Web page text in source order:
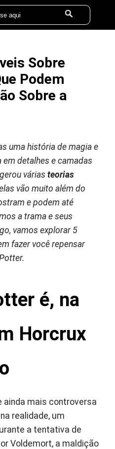
Sobre
Podem
Sobre a
uma história de magia e
em detalhes e camadas
váriasteorias
vão muito além do
e podem até
a trama e seus
vamos explorar 5
fazer você repensar
é, na
Horcrux
ainda mais controversa
na realidade, um
a tentativa de
Voldemort, a maldição